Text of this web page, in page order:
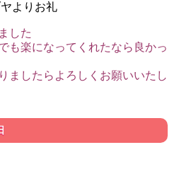
よりお礼
した
も楽になってくれたなら良かっ
ましたらよろしくお願いいたし